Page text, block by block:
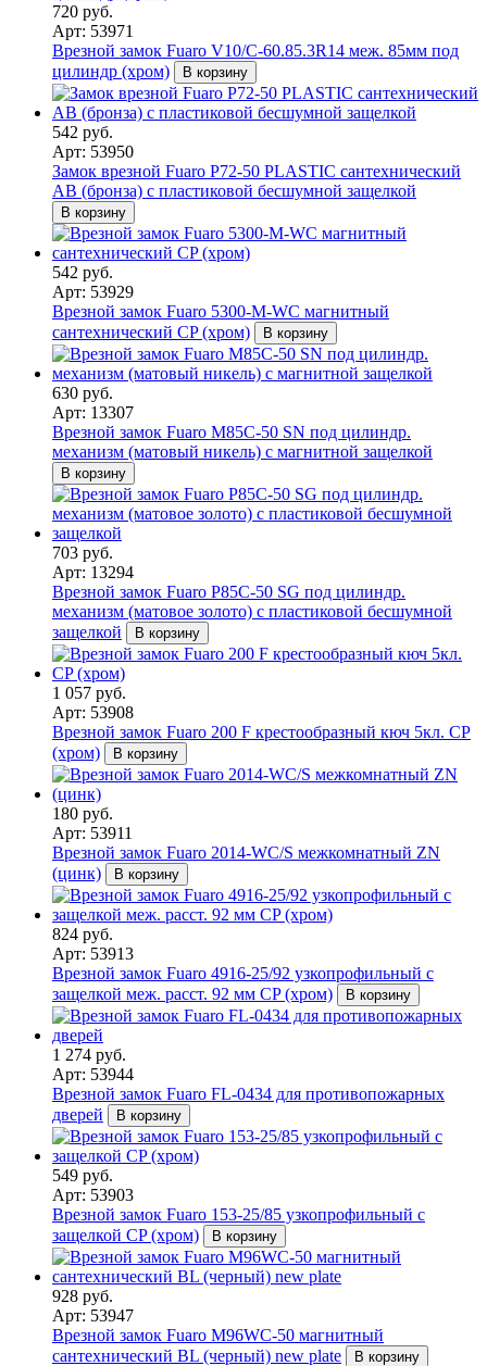
720 руб.
Арт: 53971
Врезной замок Fuaro V10/C-60.85.3R14 меж. 85мм под
цилиндр (хром)
В корзину
542 руб.
Арт: 53950
Замок врезной Fuaro P72-50 PLASTIC сантехнический
AB (бронза) с пластиковой бесшумной защелкой
В корзину
542 руб.
Арт: 53929
Врезной замок Fuaro 5300-M-WС магнитный
сантехнический CP (хром)
В корзину
630 руб.
Арт: 13307
Врезной замок Fuaro M85C-50 SN под цилиндр.
механизм (матовый никель) с магнитной защелкой
В корзину
703 руб.
Арт: 13294
Врезной замок Fuaro P85C-50 SG под цилиндр.
механизм (матовое золото) с пластиковой бесшумной
защелкой
В корзину
1 057 руб.
Арт: 53908
Врезной замок Fuaro 200 F крестообразный кюч 5кл. CP
(хром)
В корзину
180 руб.
Арт: 53911
Врезной замок Fuaro 2014-WC/S межкомнатный ZN
(цинк)
В корзину
824 руб.
Арт: 53913
Врезной замок Fuaro 4916-25/92 узкопрофильный с
защелкой меж. расст. 92 мм CP (хром)
В корзину
1 274 руб.
Арт: 53944
Врезной замок Fuaro FL-0434 для противопожарных
дверей
В корзину
549 руб.
Арт: 53903
Врезной замок Fuaro 153-25/85 узкопрофильный с
защелкой CP (хром)
В корзину
928 руб.
Арт: 53947
Врезной замок Fuaro M96WC-50 магнитный
сантехнический BL (черный) new plate
В корзину